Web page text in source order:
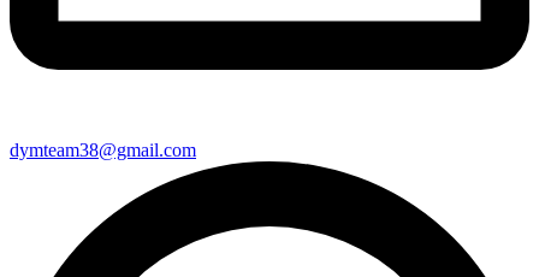
dymteam38@gmail.com